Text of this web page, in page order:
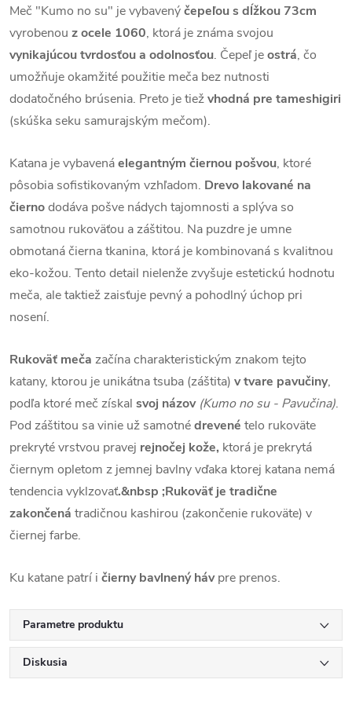
Meč "Kumo no su" je vybavenýčepeľous dĺžkou 73cm
vyrobenou z ocele 1060, ktorá je známa svojou
vynikajúcou tvrdosťou a odolnosťou. Čepeľ jeostrá, čo
umožňuje okamžité použitie meča bez nutnosti
dodatočného brúsenia. Preto je tiežvhodná pre tameshigiri
(skúška seku samurajským mečom).
Katana je vybavenáelegantným čiernou pošvou, ktoré
pôsobia sofistikovaným vzhľadom. Drevo lakované na
čiernododáva pošve nádych tajomnosti a splýva so
samotnou rukoväťou a záštitou. Na puzdre je umne
obmotaná čierna tkanina, ktorá je kombinovaná s kvalitnou
eko-kožou. Tento detail nielenže zvyšuje estetickú hodnotu
meča, ale taktiež zaisťuje pevný a pohodlný úchop pri
nosení.
Rukoväť meča začína charakteristickým znakom tejto
katany, ktorou je unikátna tsuba (záštita) v tvare pavučiny,
podľa ktoré meč získal svoj názov (Kumo no su - Pavučina).
Pod záštitou sa vinie už samotnédrevené telo rukoväte
prekryté vrstvou pravej rejnočej kože, ktorá je prekrytá
čiernym opletom z jemnej bavlny vďaka ktorej katana nemá
tendencia vyklzovať.&nbsp ;Rukoväť je tradične
zakončená tradičnou kashirou (zakončenie rukoväte) v
čiernej farbe.
Ku katane patrí i čierny bavlnený hávpre prenos.
Parametre produktu
Diskusia